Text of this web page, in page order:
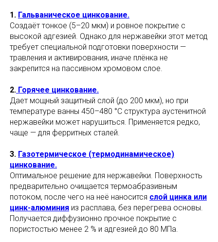
1. Гальваническое цинкование.
Создаёт тонкое (5–20 мкм) и ровное покрытие с
высокой адгезией. Однако для нержавейки этот метод
требует специальной подготовки поверхности —
травления и активирования, иначе плёнка не
закрепится на пассивном хромовом слое.
2. Горячее цинкование.
Дает мощный защитный слой (до 200 мкм), но при
температуре ванны 450–480 °C структура аустенитной
нержавейки может нарушиться. Применяется редко,
чаще — для ферритных сталей.
3. Газотермическое (термодинамическое)
цинкование.
Оптимальное решение для нержавейки. Поверхность
предварительно очищается термоабразивным
потоком, после чего на неё наносится слой цинка или
цинк-алюминия из расплава, без перегрева основы.
Получается диффузионно прочное покрытие с
пористостью менее 2 % и адгезией до 80 МПа.